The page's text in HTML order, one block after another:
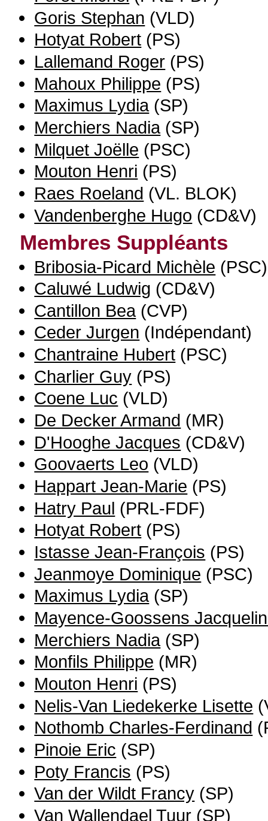
Goris Stephan (VLD)
Hotyat Robert (PS)
Lallemand Roger (PS)
Mahoux Philippe (PS)
Maximus Lydia(SP)
Merchiers Nadia(SP)
Milquet Joëlle (PSC)
Mouton Henri (PS)
Raes Roeland (VL. BLOK)
Vandenberghe Hugo (CD&V)
Membres Suppléants
Bribosia-Picard Michèle (PSC)
Caluwé Ludwig (CD&V)
Cantillon Bea(CVP)
Ceder Jurgen (Indépendant)
Chantraine Hubert (PSC)
Charlier Guy (PS)
Coene Luc (VLD)
De Decker Armand (MR)
D'Hooghe Jacques (CD&V)
Goovaerts Leo (VLD)
Happart Jean-Marie (PS)
Hatry Paul (PRL-FDF)
Hotyat Robert (PS)
Istasse Jean-François (PS)
Jeanmoye Dominique (PSC)
Maximus Lydia(SP)
Mayence-Goossens
Merchiers Nadia(SP)
Monfils Philippe (MR)
Mouton Henri (PS)
Nelis-Van Liedekerke Lisette
Nothomb Charles-Ferdinand
Pinoie Eric (SP)
Poty Francis (PS)
Van der Wildt Francy (SP)
Van Wallendael Tuur (SP)